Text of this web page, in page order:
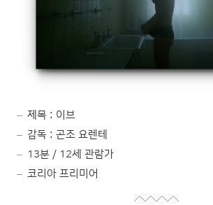
제목 : 이브
감독 : 곤조 요렌테
13분 / 12세 관람가
코리아 프리미어